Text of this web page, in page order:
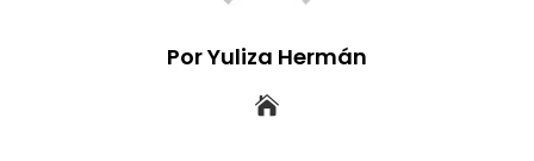
Por Yuliza Hermán